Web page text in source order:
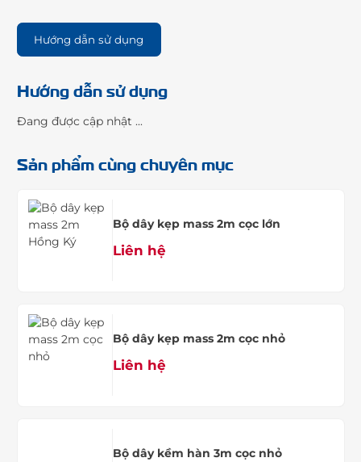
Hướng dẫn sử dụng
Hướng dẫn sử dụng
Đang được cập nhật ...
Sản phẩm cùng chuyên mục
Bộ dây kẹp mass 2m cọc lớn
Liên hệ
Bộ dây kẹp mass 2m cọc nhỏ
Liên hệ
Bộ dây kềm hàn 3m cọc nhỏ